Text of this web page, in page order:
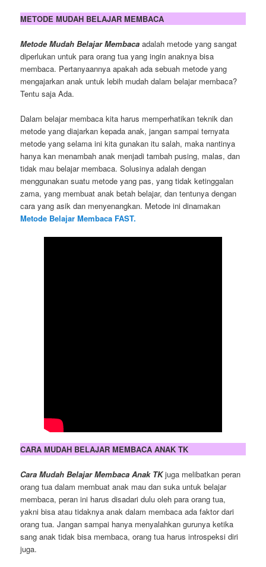
METODE MUDAH BELAJAR MEMBACA
Metode Mudah Belajar Membaca adalah metode yang sangat
diperlukan untuk para orang tua yang ingin anaknya bisa
membaca. Pertanyaannya apakah ada sebuah metode yang
mengajarkan anak untuk lebih mudah dalam belajar membaca?
Tentu saja Ada.
Dalam belajar membaca kita harus memperhatikan teknik dan
metode yang diajarkan kepada anak, jangan sampai ternyata
metode yang selama ini kita gunakan itu salah, maka nantinya
hanya kan menambah anak menjadi tambah pusing, malas, dan
tidak mau belajar membaca. Solusinya adalah dengan
menggunakan suatu metode yang pas, yang tidak ketinggalan
zama, yang membuat anak betah belajar, dan tentunya dengan
cara yang asik dan menyenangkan. Metode ini dinamakan
Metode Belajar Membaca FAST.
CARA MUDAH BELAJAR MEMBACA ANAK TK
Cara Mudah Belajar Membaca Anak TKjuga melibatkan peran
orang tua dalam membuat anak mau dan suka untuk belajar
membaca, peran ini harus disadari dulu oleh para orang tua,
yakni bisa atau tidaknya anak dalam membaca ada faktor dari
orang tua. Jangan sampai hanya menyalahkan gurunya ketika
sang anak tidak bisa membaca, orang tua harus introspeksi diri
juga.